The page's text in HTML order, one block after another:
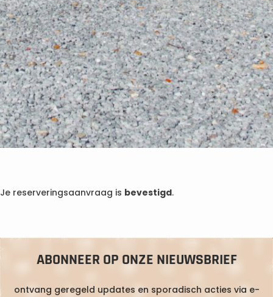
Je reserveringsaanvraag is bevestigd.
ABONNEER OP ONZE NIEUWSBRIEF
ontvang geregeld updates en sporadisch acties via e-